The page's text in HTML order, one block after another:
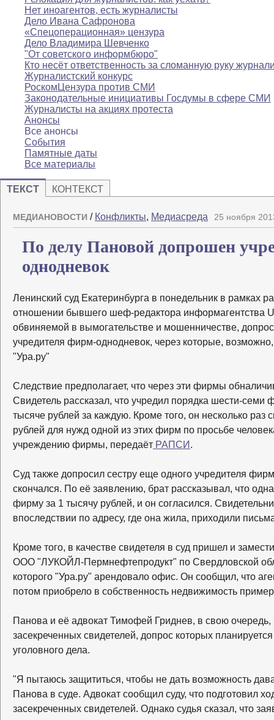
Нет иноагентов, есть журналисты
Дело Ивана Сафронова
«Спецоперационная» цензура
Дело Владимира Шевченко
"От советского информбюро"
Кто несёт ответственность за сломанную руку
Журналистский конкурс
РоскомЦензура против СМИ
Законодательные инициативы Госдумы в сфере СМИ
Журналисты на акциях протеста
Анонсы
Все анонсы
События
Памятные даты
Все материалы
ТЕКСТ КОНТЕКСТ
МЕДИАНОВОСТИ / Конфликты, Медиасреда 25 ноября
По делу Пановой допрошен
однодневок
Ленинский суд Екатеринбурга в понедельник в рамках
отношении бывшего шеф-редактора информагентства
обвиняемой в вымогательстве и мошенничестве,
учредителя фирм-однодневок, через которые,
"Ура.ру"
Следствие предполагает, что через эти фирмы
Свидетель рассказал, что учредил порядка шести-семи
тысяче рублей за каждую. Кроме того, он несколько раз
рублей для нужд одной из этих фирм по просьбе
учреждению фирмы, передаёт РАПСИ .
Суд также допросил сестру еще одного учредителя
скончался. По её заявлению, брат рассказывал, что
фирму за 1 тысячу рублей, и он согласился.
впоследствии по адресу, где она жила, приходили
Кроме того, в качестве свидетеля в суд пришел и
ООО "ЛУКОЙЛ-Пермнефтепродукт" по Свердловской
которого "Ура.ру" арендовало офис. Он сообщил, что
потом приобрело в собственность недвижимость
Панова и её адвокат Тимофей Гриднев, в свою
засекреченных свидетелей, допрос которых
уголовного дела.
"Я пытаюсь защититься, чтобы не дать возможность
Панова в суде. Адвокат сообщил суду, что подготовил
засекреченных свидетелей. Однако судья сказал, что